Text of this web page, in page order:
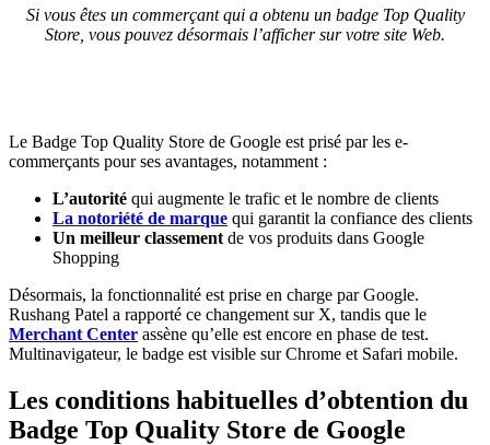
Si vous êtes un commerçant qui a obtenu un badge Top Quality
Store, vous pouvez désormais l’afficher sur votre site Web.
Le Badge Top Quality Store de Google est prisé par les e-
commerçants pour ses avantages, notamment :
L’autorité qui augmente le trafic et le nombre de clients
La notoriété de marque qui garantit la confiance des clients
Un meilleur classement de vos produits dans Google
Shopping
Désormais, la fonctionnalité est prise en charge par Google.
Rushang Patel a rapporté ce changement sur X, tandis que le
Merchant Center assène qu’elle est encore en phase de test.
Multinavigateur, le badge est visible sur Chrome et Safari mobile.
Les conditions habituelles d’obtention du
Badge Top Quality Store de Google